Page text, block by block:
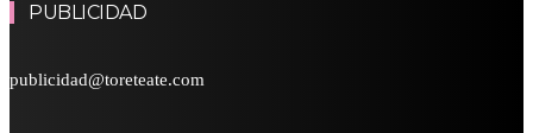
PUBLICIDAD
publicidad@toreteate.com